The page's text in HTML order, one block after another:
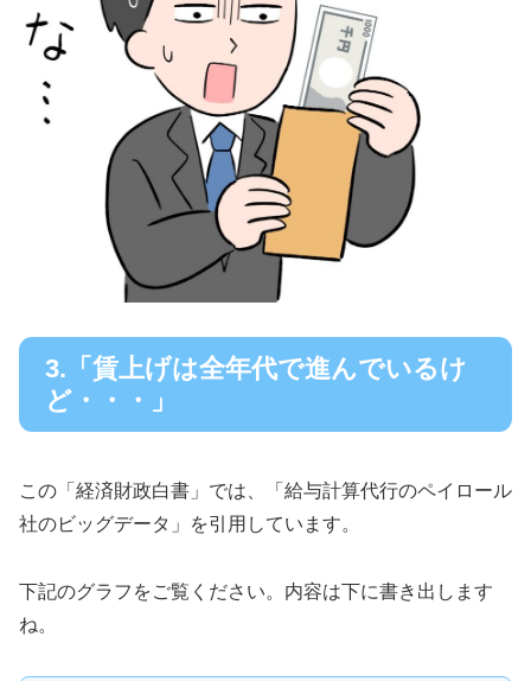
3.「賃上げは全年代で進んでいるけ
ど・・・」
この「経済財政白書」では、「給与計算代行のペイロール
社のビッグデータ」を引用しています。
下記のグラフをご覧ください。内容は下に書き出します
ね。